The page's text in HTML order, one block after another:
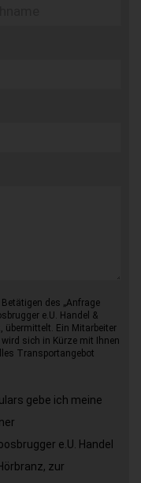
des „Anfrage
e.U. Handel &
übermittelt. Ein Mitarbeiter
sich in Kürze mit Ihnen
Transportangebot
gebe ich meine
e.U. Handel
zur